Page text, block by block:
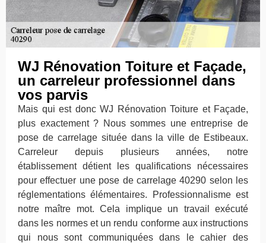
WJ Rénovation Toiture et Façade,
un carreleur professionnel dans
vos parvis
Mais qui est donc WJ Rénovation Toiture et Façade,
plus exactement ? Nous sommes une entreprise de
pose de carrelage située dans la ville de Estibeaux.
Carreleur depuis plusieurs années, notre
établissement détient les qualifications nécessaires
pour effectuer une pose de carrelage 40290 selon les
réglementations élémentaires. Professionnalisme est
notre maître mot. Cela implique un travail exécuté
dans les normes et un rendu conforme aux instructions
qui nous sont communiquées dans le cahier des